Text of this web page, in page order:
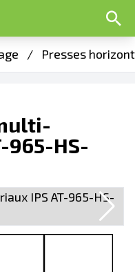
/ Presses
965-HS-